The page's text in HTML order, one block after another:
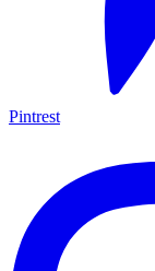
Pintrest